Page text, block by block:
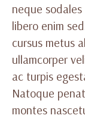
neque
libero enim
cursus metus
ullamcorper
ac turpis
Natoque
montes